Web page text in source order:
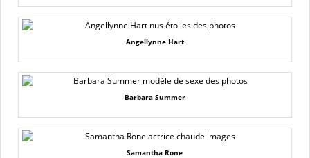
Angellynne Hart
Barbara Summer
Samantha Rone